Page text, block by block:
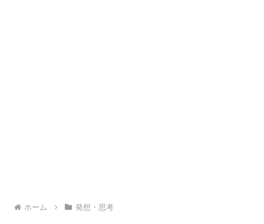
ホーム 発想・思考